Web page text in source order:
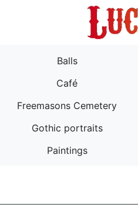
Balls
Café
Freemasons Cemetery
Gothic portraits
Paintings